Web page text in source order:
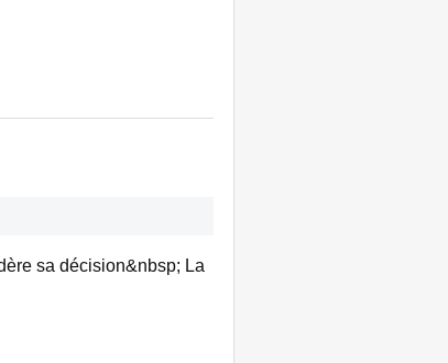
sa décision&nbsp; La